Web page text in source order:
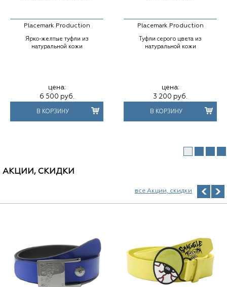
Placemark Production
Ярко-желтые туфли из
натуральной кожи
цена:
6 500 руб.
В КОРЗИНУ
Placemark Production
Туфли серого цвета из
натуральной кожи
цена:
3 200 руб.
В КОРЗИНУ
АКЦИИ, СКИДКИ
все Акции, скидки